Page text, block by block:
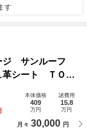
す
ジ サンルーフ
シート ＴＯＹ
インチナビ レ
ーター／クーラ
本体価格
409
万円
諸費用
15.8
万円
月々 30,000 円